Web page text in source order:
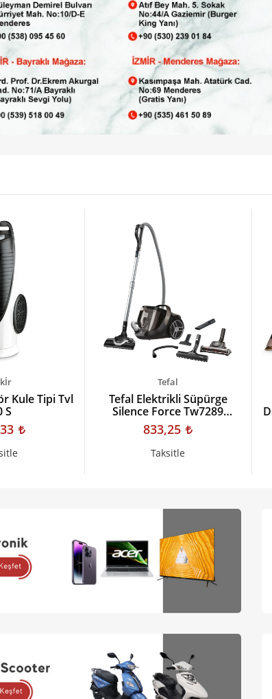
Kule Tipi Tvl
S
Tefal
Tefal Elektrikli Süpürge
Silence Force Tw7289
2211400975
833,25
Taksitle